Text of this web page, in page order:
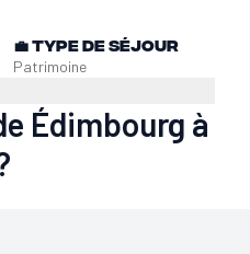
💼Type de séjour
Patrimoine
Édimbourg à